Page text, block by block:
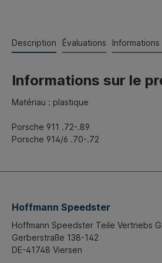
Description Évaluations
Informations sur le
Matériau : plastique
Porsche 911 .72-.89
Porsche 914/6 .70-.72
Hoffmann Speedster
Hoffmann Speedster Teile Vertriebs
Gerberstraße 138-142
DE-41748 Viersen